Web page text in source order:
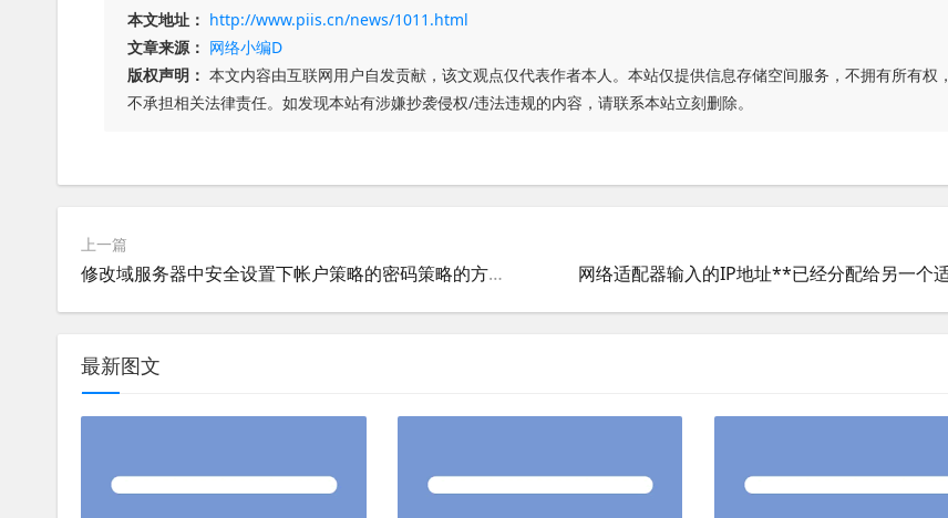
本文地址： http://www.piis.cn/news/1011.html
文章来源： 网络小编D
版权声明： 本文内容由互联网用户自发贡献，该文观点仅代表作者本人。本站仅提供信息存储空间服务，不拥有所有权，
不承担相关法律责任。如发现本站有涉嫌抄袭侵权/违法违规的内容，请联系本站立刻删除。
上一篇
修改域服务器中安全设置下帐户策略的密码策略的方法
最新图文